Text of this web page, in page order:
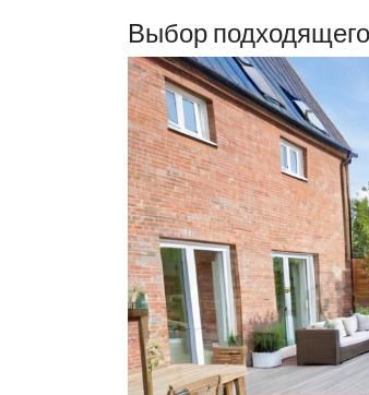
Выбор